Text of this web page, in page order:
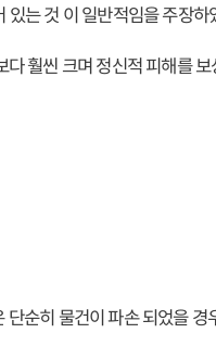
있는 것 이 일반적임을 주장하
훨씬 크며 정신적 피해를
순히 물건이 파손 되었을 경